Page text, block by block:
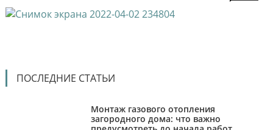
ПОСЛЕДНИЕ СТАТЬИ
Монтаж газового отопления
загородного дома: что важно